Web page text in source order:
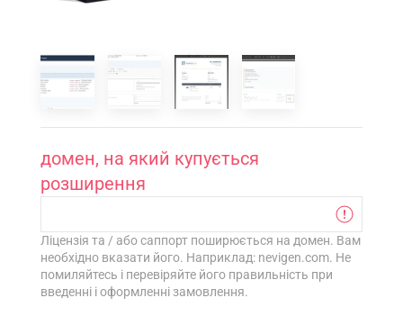
домен, на який купується
розширення
Ліцензія та / або саппорт поширюється на домен. Вам
необхідно вказати його. Наприклад: nevigen.com. Не
помиляйтесь і перевіряйте його правильність при
введенні і оформленні замовлення.